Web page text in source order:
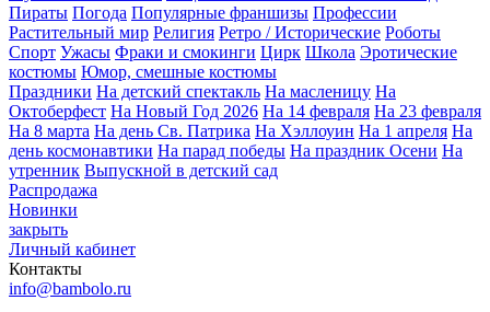
Пираты Погода Популярные франшизы Профессии
Растительный мир Религия Ретро / Исторические Роботы
Спорт Ужасы Фраки и смокинги Цирк Школа Эротические
костюмы Юмор, смешные костюмы
Праздники На детский спектакль На масленицу На
Октоберфест На Новый Год 2026 На 14 февраля На 23 февраля
На 8 марта На день Св. Патрика На Хэллоуин На 1 апреля На
день космонавтики На парад победы На праздник Осени На
утренник Выпускной в детский сад
Распродажа
Новинки
закрыть
Личный кабинет
Контакты
info@bambolo.ru